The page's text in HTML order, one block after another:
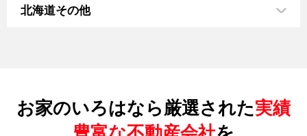
北海道その他
お家のいろはなら厳選された実績